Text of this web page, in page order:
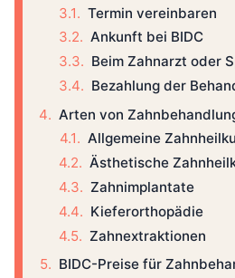
Termin vereinbaren
Ankunft bei BIDC
Beim Zahnarzt oder
Bezahlung der
Arten von
Allgemeine
Ästhetische
Zahnimplantate
Kieferorthopädie
Zahnextraktionen
BIDC-Preise für